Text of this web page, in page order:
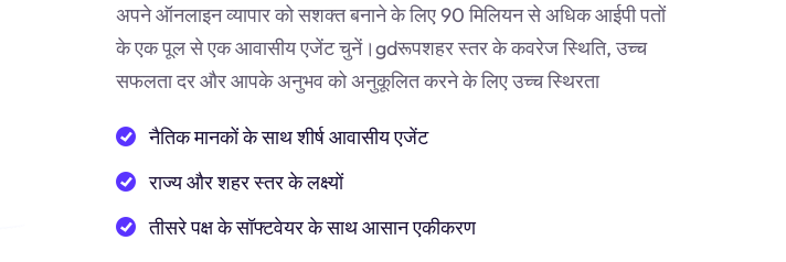
अपने ऑनलाइन व्यापार को सशक्त बनाने के लिए 90 मिलियन से अधिक आईपी पतों
के एक पूल से एक आवासीय एजेंट चुनें।gdरूपशहर स्तर के कवरेज स्थिति, उच्च
सफलता दर और आपके अनुभव को अनुकूलित करने के लिए उच्च स्थिरता
नैतिक मानकों के साथ शीर्ष आवासीय एजेंट
राज्य और शहर स्तर के लक्ष्यों
तीसरे पक्ष के सॉफ्टवेयर के साथ आसान एकीकरण